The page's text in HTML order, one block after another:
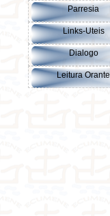
Parresia
Links-Uteis
Dialogo
Leitura Orante